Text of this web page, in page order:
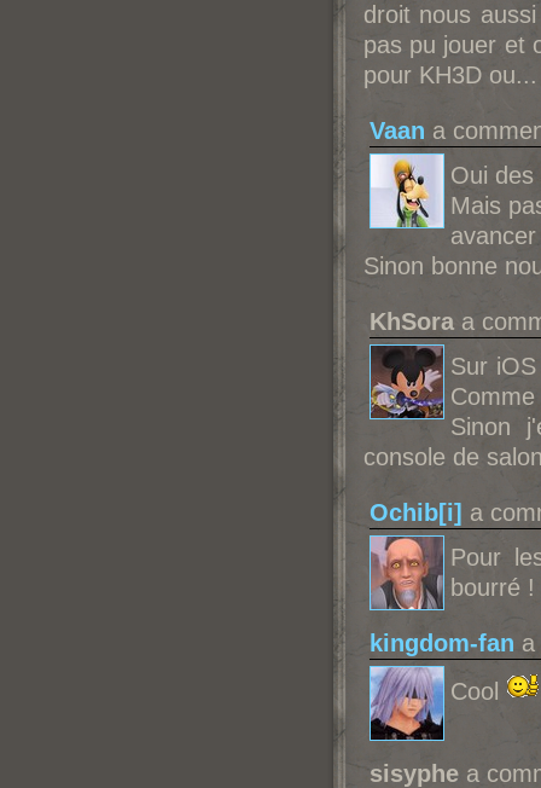
droit nous
pas pu jouer et
pour KH3D ou...
Vaan a
Oui
Mais
Sinon bonne
KhSora a
Sur
Sinon
console de
Ochib[i] a
Pour
bourré !
kingdom-fan a
Cool
sisyphe a